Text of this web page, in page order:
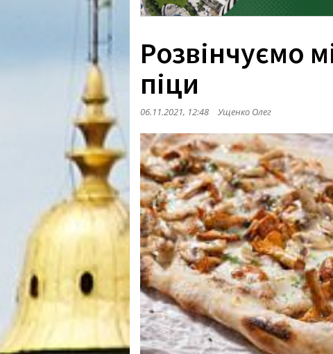
Розвінчуємо
піци
06.11.2021, 12:48 Ущенко Олег